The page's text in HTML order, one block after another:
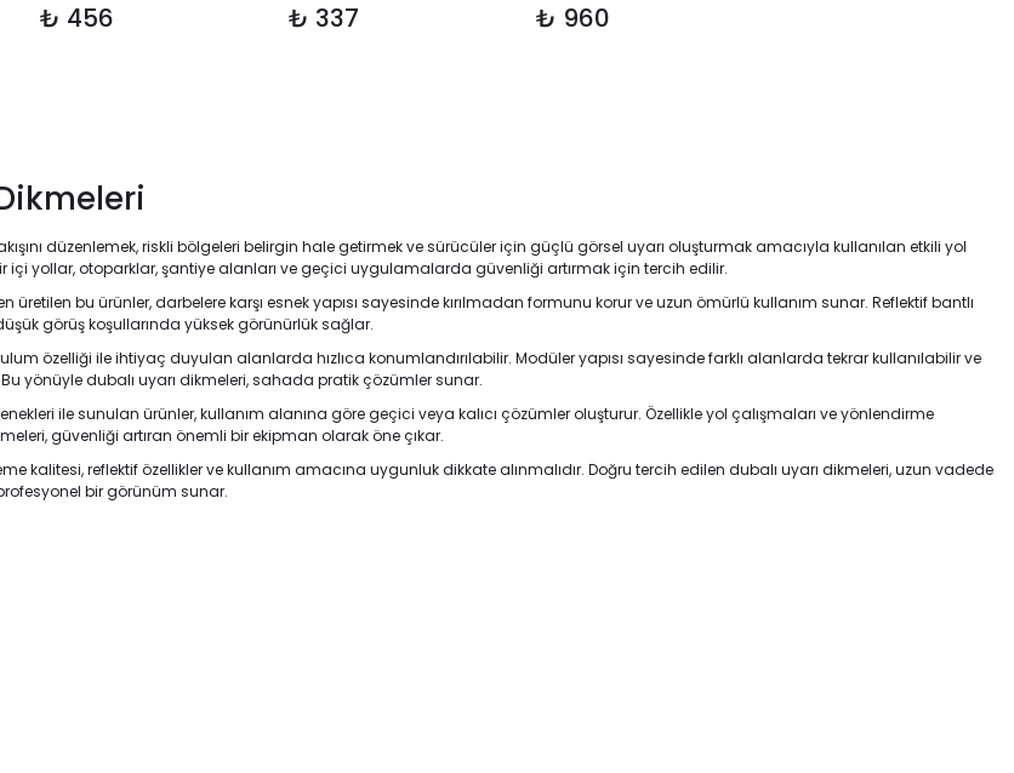
₺ 456 ₺ 337 ₺ 960
düzenlemek, riskli bölgeleri belirgin hale getirmek ve sürücüler için güçlü görsel uyarı oluşturmak amacıyla kullanılan etkili yol
içi yollar, otoparklar, şantiye alanları ve geçici uygulamalarda güvenliği artırmak için tercih edilir.
üretilen bu ürünler, darbelere karşı esnek yapısı sayesinde kırılmadan formunu korur ve uzun ömürlü kullanım sunar. Reflektif bantlı
görüş koşullarında yüksek görünürlük sağlar.
özelliği ile ihtiyaç duyulan alanlarda hızlıca konumlandırılabilir. Modüler yapısı sayesinde farklı alanlarda tekrar kullanılabilir ve
yönüyle dubalı uyarı dikmeleri, sahada pratik çözümler sunar.
ile sunulan ürünler, kullanım alanına göre geçici veya kalıcı çözümler oluşturur. Özellikle yol çalışmaları ve yönlendirme
güvenliği artıran önemli bir ekipman olarak öne çıkar.
kalitesi, reflektif özellikler ve kullanım amacına uygunluk dikkate alınmalıdır. Doğru tercih edilen dubalı uyarı dikmeleri, uzun vadede
bir görünüm sunar.